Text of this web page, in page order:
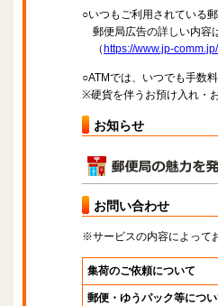
○いつもご利用されている
郵便局広告の詳しい内容
（ https://www.jp-
○ATMでは、いつでも手数
※硬貨を伴うお預け入れ・
お知らせ
お問い合わせ
※サービスの内容によって
集荷のご依頼について
郵便・ゆうパック等につ